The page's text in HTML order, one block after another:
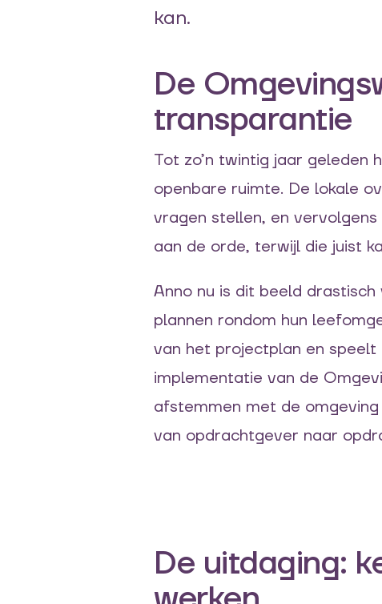
kan.
De
transparantie
Tot zo’n twintig jaar geleden
openbare ruimte. De lokale
vragen stellen, en
aan de orde, terwijl die juist
Anno nu is dit beeld
plannen rondom hun
van het projectplan en
implementatie van de
afstemmen met de
van opdrachtgever naar
De uitdaging: